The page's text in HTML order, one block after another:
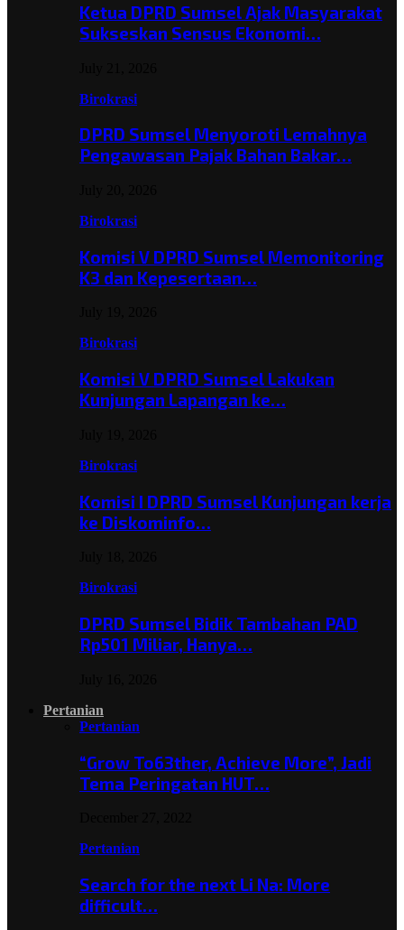
Ketua DPRD Sumsel Ajak Masyarakat
Sukseskan Sensus Ekonomi…
Birokrasi
DPRD Sumsel Menyoroti Lemahnya
Pengawasan Pajak Bahan Bakar…
Birokrasi
Komisi V DPRD Sumsel Memonitoring
K3 dan Kepesertaan…
Birokrasi
Komisi V DPRD Sumsel Lakukan
Kunjungan Lapangan ke…
Birokrasi
Komisi I DPRD Sumsel Kunjungan kerja
ke Diskominfo…
Birokrasi
DPRD Sumsel Bidik Tambahan PAD
Rp501 Miliar, Hanya…
Pertanian
Pertanian
“Grow To63ther, Achieve More”, Jadi
Tema Peringatan HUT…
Pertanian
Search for the next Li Na: More
difficult…